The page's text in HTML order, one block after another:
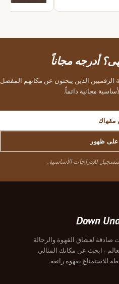
أدرجه مجاناً
الذين يبحثون عن مكانهم المفضل
مجانية دائماً.
مقهاك
ظهور
للإدراجات الأساسية.
Down
صادقة لعشاق القهوة والرحالة
- ابحث عن مكانك المثالي
للاستمتاع بقهوة رائعة.